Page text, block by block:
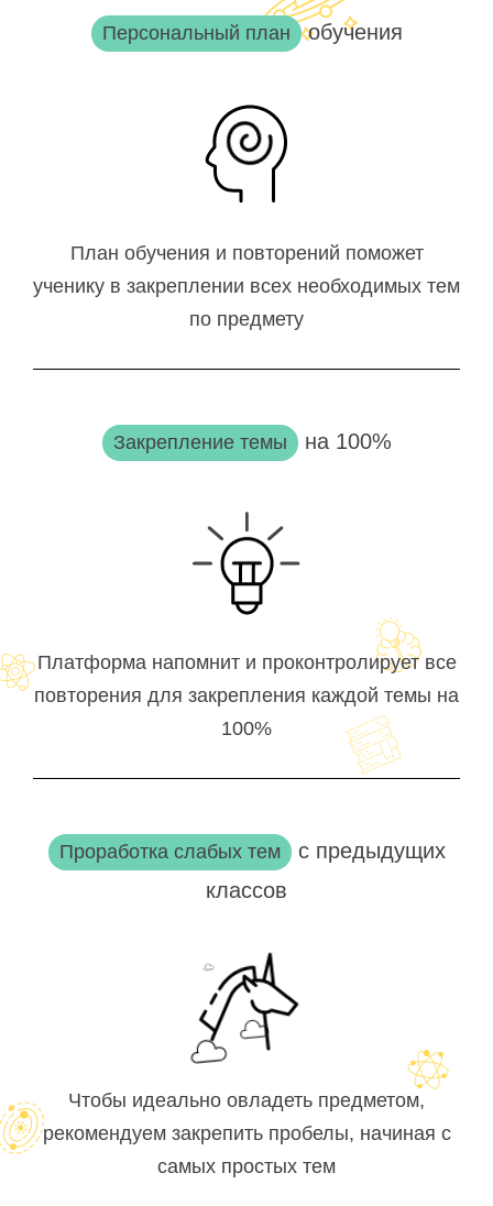
Персональный план обучения
План обучения и повторений поможет
ученику в закреплении всех необходимых тем
по предмету
Закрепление темы на 100%
Платформа напомнит и проконтролирует все
повторения для закрепления каждой темы на
100%
Проработка слабых тем с предыдущих
классов
Чтобы идеально овладеть предметом,
рекомендуем закрепить пробелы, начиная с
самых простых тем